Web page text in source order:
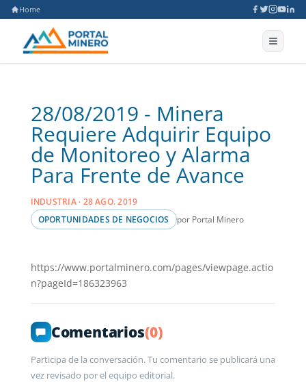
Home
28/08/2019 - Minera
Requiere Adquirir Equipo
de Monitoreo y Alarma
Para Frente de Avance
INDUSTRIA · 28 AGO. 2019
OPORTUNIDADES DE NEGOCIOS
por Portal Minero
https://www.portalminero.com/pages/viewpage.actio
n?pageId=186323963
Comentarios(0)
Participa de la conversación. Tu comentario se publicará una
vez revisado por el equipo editorial.